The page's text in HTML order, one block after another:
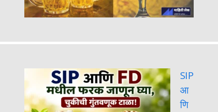
SIP
आ
णि